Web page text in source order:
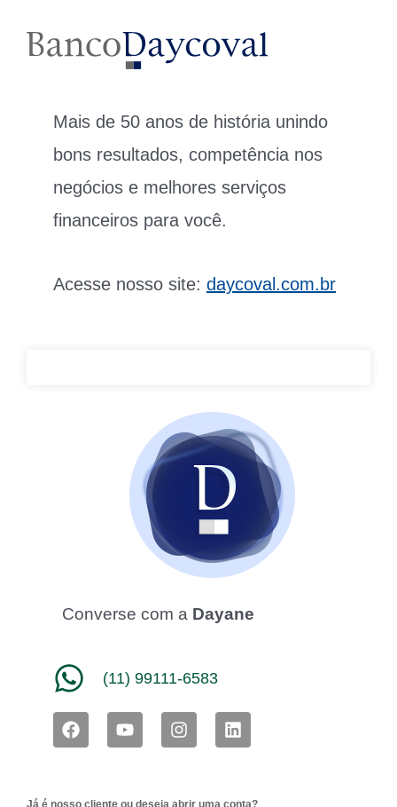
Mais de 50 anos de história unindo
bons resultados, competência nos
negócios e melhores serviços
financeiros para você.
Acesse nosso site: daycoval.com.br
Converse com a Dayane
(11) 99111-6583
F
a
Y
o
I
n
L
i
Já é nosso cliente ou deseja abrir uma conta?